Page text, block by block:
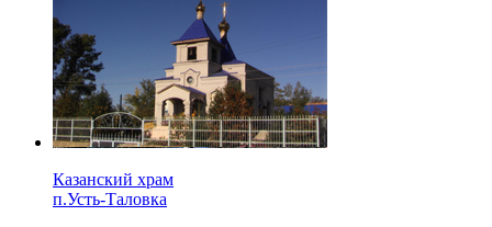
Казанский храм
п.Усть-Таловка